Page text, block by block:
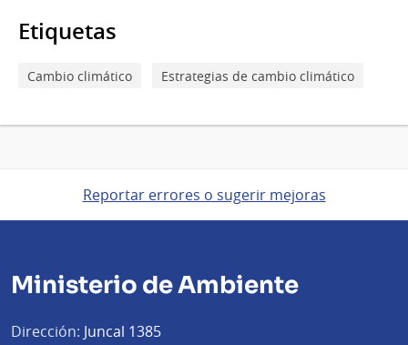
Etiquetas
Cambio climático Estrategias de cambio climático
Reportar errores o sugerir mejoras
Ministerio de Ambiente
Dirección: Juncal 1385